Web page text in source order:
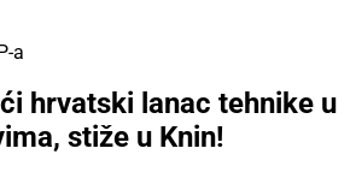
a
hrvatski lanac tehnike u
stiže u Knin!